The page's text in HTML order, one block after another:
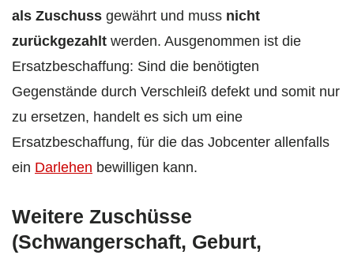
als Zuschuss gewährt und muss nicht
zurückgezahlt werden. Ausgenommen ist die
Ersatzbeschaffung: Sind die benötigten
Gegenstände durch Verschleiß defekt und somit nur
zu ersetzen, handelt es sich um eine
Ersatzbeschaffung, für die das Jobcenter allenfalls
ein Darlehen bewilligen kann.
Weitere Zuschüsse
(Schwangerschaft, Geburt,